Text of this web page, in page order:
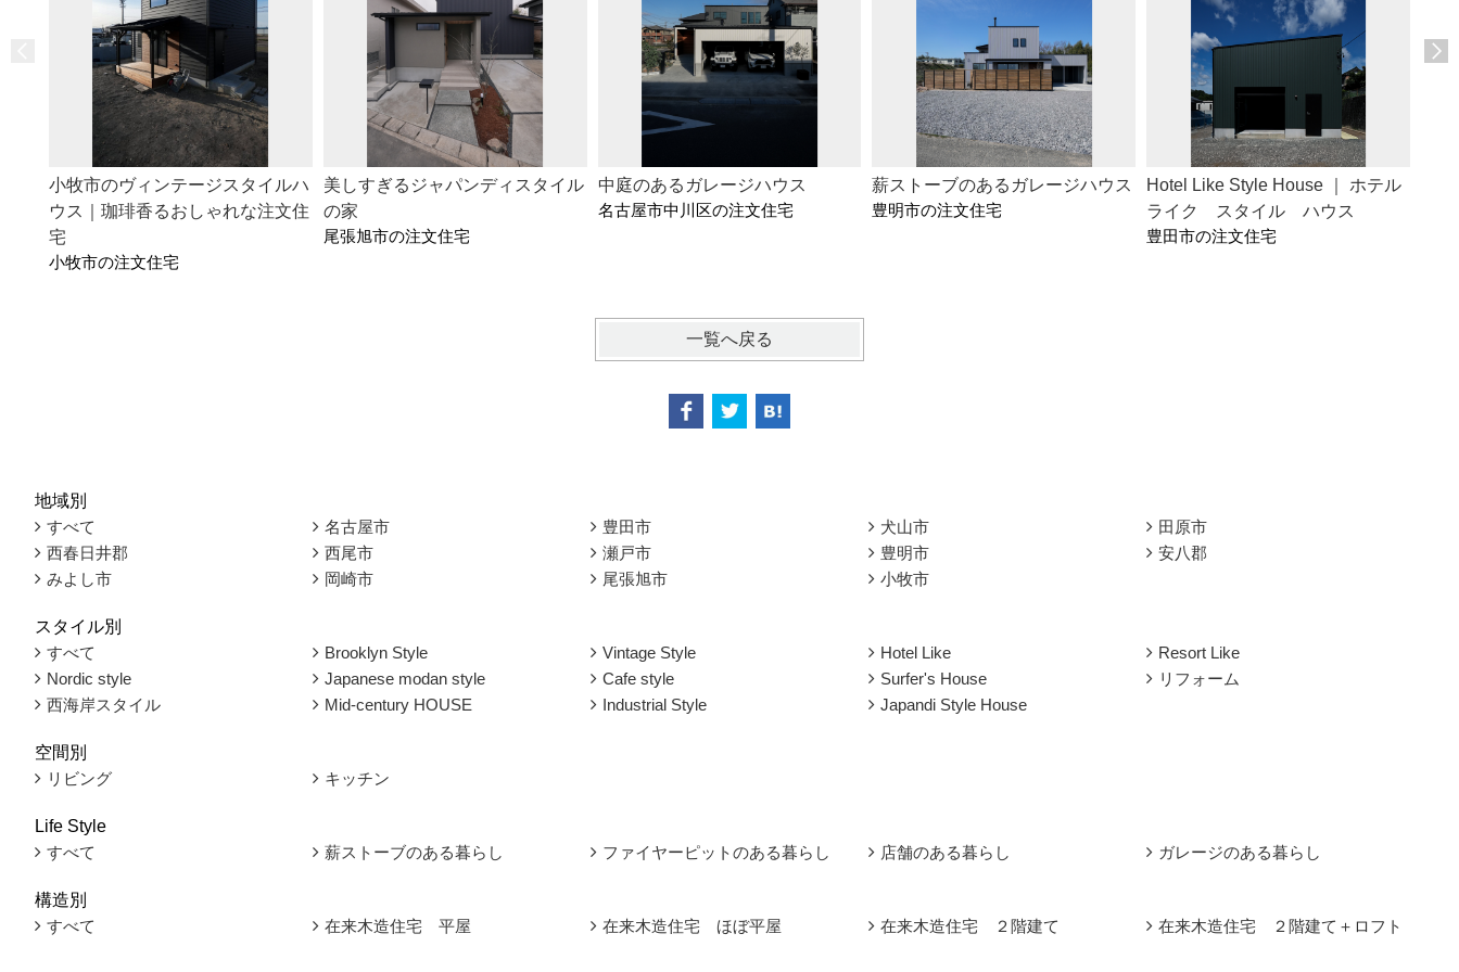
小牧市のヴィンテージスタイルハ
ウス｜珈琲香るおしゃれな注文住
宅
小牧市の注文住宅
美しすぎるジャパンディスタイル
の家
尾張旭市の注文住宅
中庭のあるガレージハウス
名古屋市中川区の注文住宅
薪ストーブのあるガレージハウス
豊明市の注文住宅
Hotel Like Style House ｜ ホテル
ライク スタイル ハウス
豊田市の注文住宅
一覧へ戻る
地域別
すべて
名古屋市 豊田市 犬山市
田原市
西春日井郡
西尾市 瀬戸市 豊明市
安八郡
みよし市
岡崎市 尾張旭市 小牧市
スタイル別
すべて
Brooklyn Style Vintage Style Hotel Like
Resort Like
Nordic style
Japanese modan style Cafe style Surfer's House
リフォーム
西海岸スタイル
Mid-century HOUSE Industrial Style Japandi Style House
空間別
リビング
キッチン
Life Style
すべて
薪ストーブのある暮らし ファイヤーピットのある暮らし 店舗のある暮らし ガレージのある暮らし
構造別
すべて
在来木造住宅 平屋 在来木造住宅 ほぼ平屋 在来木造住宅 ２階建て 在来木造住宅 ２階建て＋ロフト